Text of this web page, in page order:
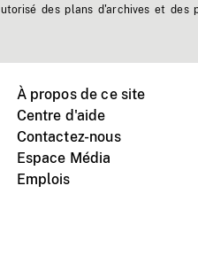
des plans d'archives et des
À propos de ce site
Centre d'aide
Contactez-nous
Espace Média
Emplois